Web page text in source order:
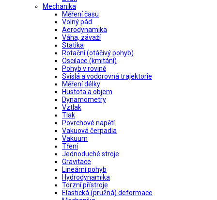
Mechanika
Měření času
Volný pád
Aerodynamika
Váha, závaží
Statika
Rotační (otáčivý pohyb)
Oscilace (kmitání)
Pohyb v rovině
Svislá a vodorovná trajektorie
Měření délky
Hustota a objem
Dynamometry
Vztlak
Tlak
Povrchové napětí
Vakuová čerpadla
Vakuum
Tření
Jednoduché stroje
Gravitace
Lineární pohyb
Hydrodynamika
Torzní přístroje
Elastická (pružná) deformace